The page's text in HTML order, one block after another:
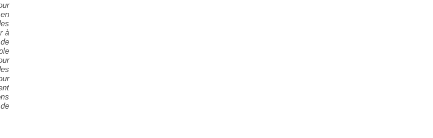
à